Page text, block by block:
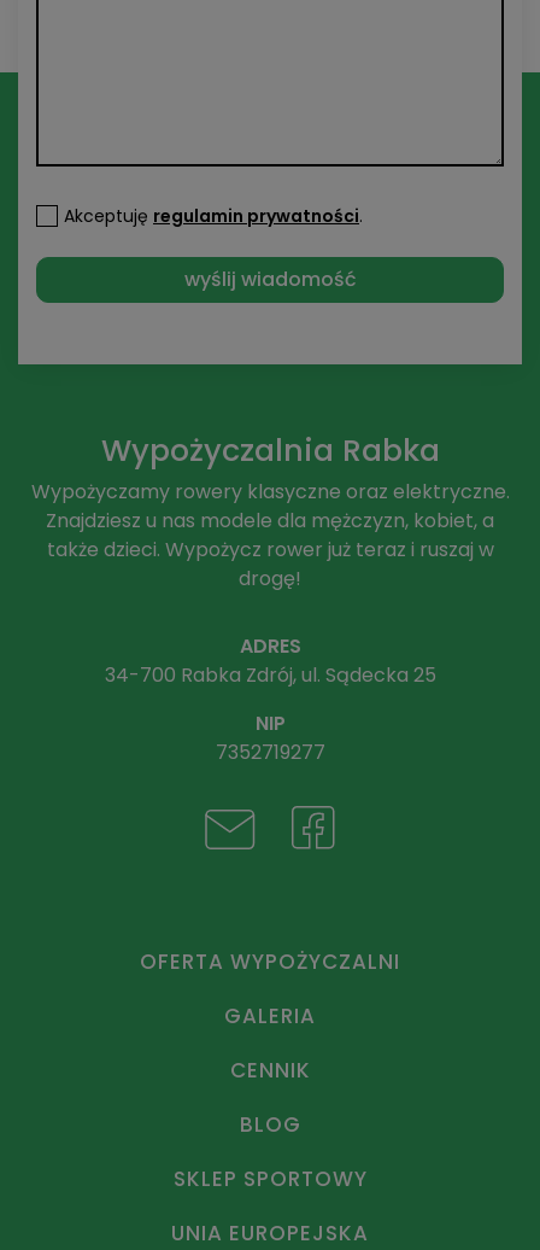
Akceptuję regulamin prywatności.
Wypożyczalnia Rabka
Wypożyczamy rowery klasyczne oraz elektryczne.
Znajdziesz u nas modele dla mężczyzn, kobiet, a
także dzieci. Wypożycz rower już teraz i ruszaj w
drogę!
ADRES
34-700 Rabka Zdrój, ul. Sądecka 25
NIP
7352719277
OFERTA WYPOŻYCZALNI
GALERIA
CENNIK
BLOG
SKLEP SPORTOWY
UNIA EUROPEJSKA